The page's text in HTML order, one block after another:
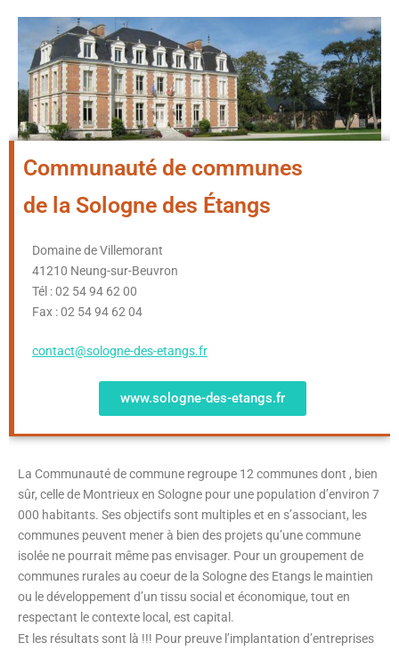
Communauté de communes
de la Sologne des Étangs
Domaine de Villemorant
41210 Neung-sur-Beuvron
Tél : 02 54 94 62 00
Fax : 02 54 94 62 04
contact@sologne-des-etangs.fr
www.sologne-des-etangs.fr
La Communauté de commune regroupe 12 communes dont , bien
sûr, celle de Montrieux en Sologne pour une population d’environ 7
000 habitants. Ses objectifs sont multiples et en s’associant, les
communes peuvent mener à bien des projets qu’une commune
isolée ne pourrait même pas envisager. Pour un groupement de
communes rurales au coeur de la Sologne des Etangs le maintien
ou le développement d’un tissu social et économique, tout en
respectant le contexte local, est capital.
Et les résultats sont là !!! Pour preuve l’implantation d’entreprises